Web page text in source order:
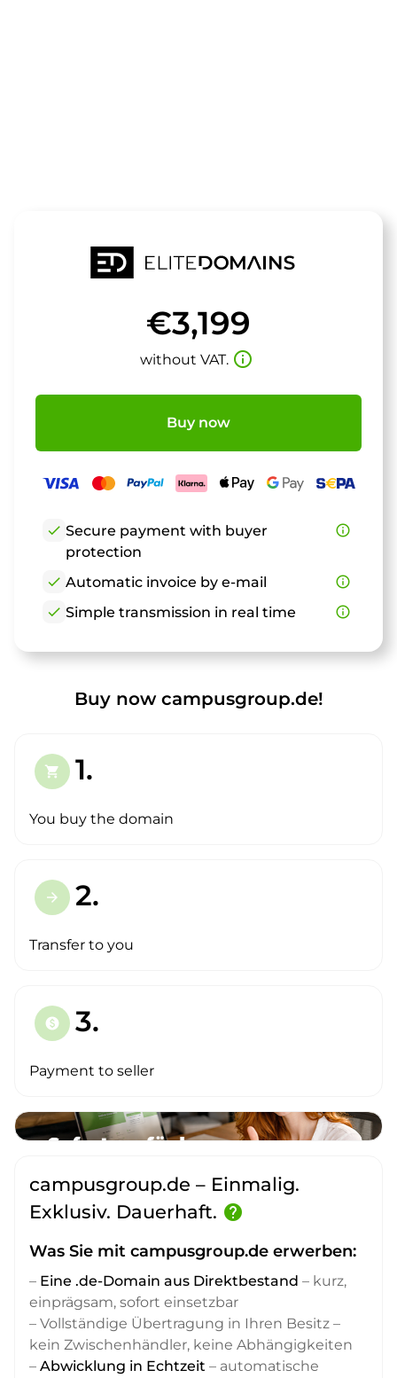
€3,199
without VAT. info_outline
Buy now
check Secure payment with buyer
protection
info_outline
check Automatic invoice by e-mail
info_outline
check Simple transmission in real time info_outline
Buy now campusgroup.de!
shopping_cart 1.
You buy the domain
arrow_forward 2.
Transfer to you
paid 3.
Payment to seller
campusgroup.de – Einmalig.
Exklusiv. Dauerhaft. help
Was Sie mit campusgroup.de erwerben:
– Eine .de-Domain aus Direktbestand – kurz,
einprägsam, sofort einsetzbar
– Vollständige Übertragung in Ihren Besitz –
kein Zwischenhändler, keine Abhängigkeiten
– Abwicklung in Echtzeit – automatische